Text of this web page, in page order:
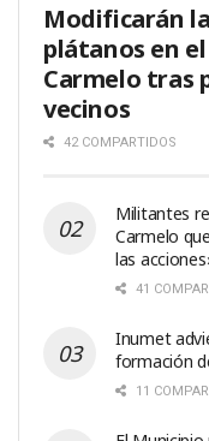
Modificarán
plátanos en el
Carmelo tras
vecinos
42 COMPARTIDOS
Militantes
Carmelo
las
41
Inumet
formación
11